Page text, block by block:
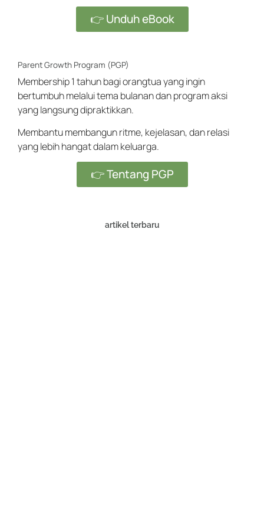
👉 Unduh eBook
Parent Growth Program (PGP)
Membership 1 tahun bagi orangtua yang ingin
bertumbuh melalui tema bulanan dan program aksi
yang langsung dipraktikkan.
Membantu membangun ritme, kejelasan, dan relasi
yang lebih hangat dalam keluarga.
👉 Tentang PGP
artikel terbaru